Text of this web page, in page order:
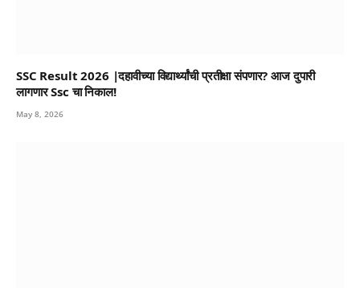
SSC Result 2026 |दहावीच्या विद्यार्थ्यांची प्रतीक्षा संपणार? आज दुपारी
लागणार Ssc चा निकाल!
May 8, 2026